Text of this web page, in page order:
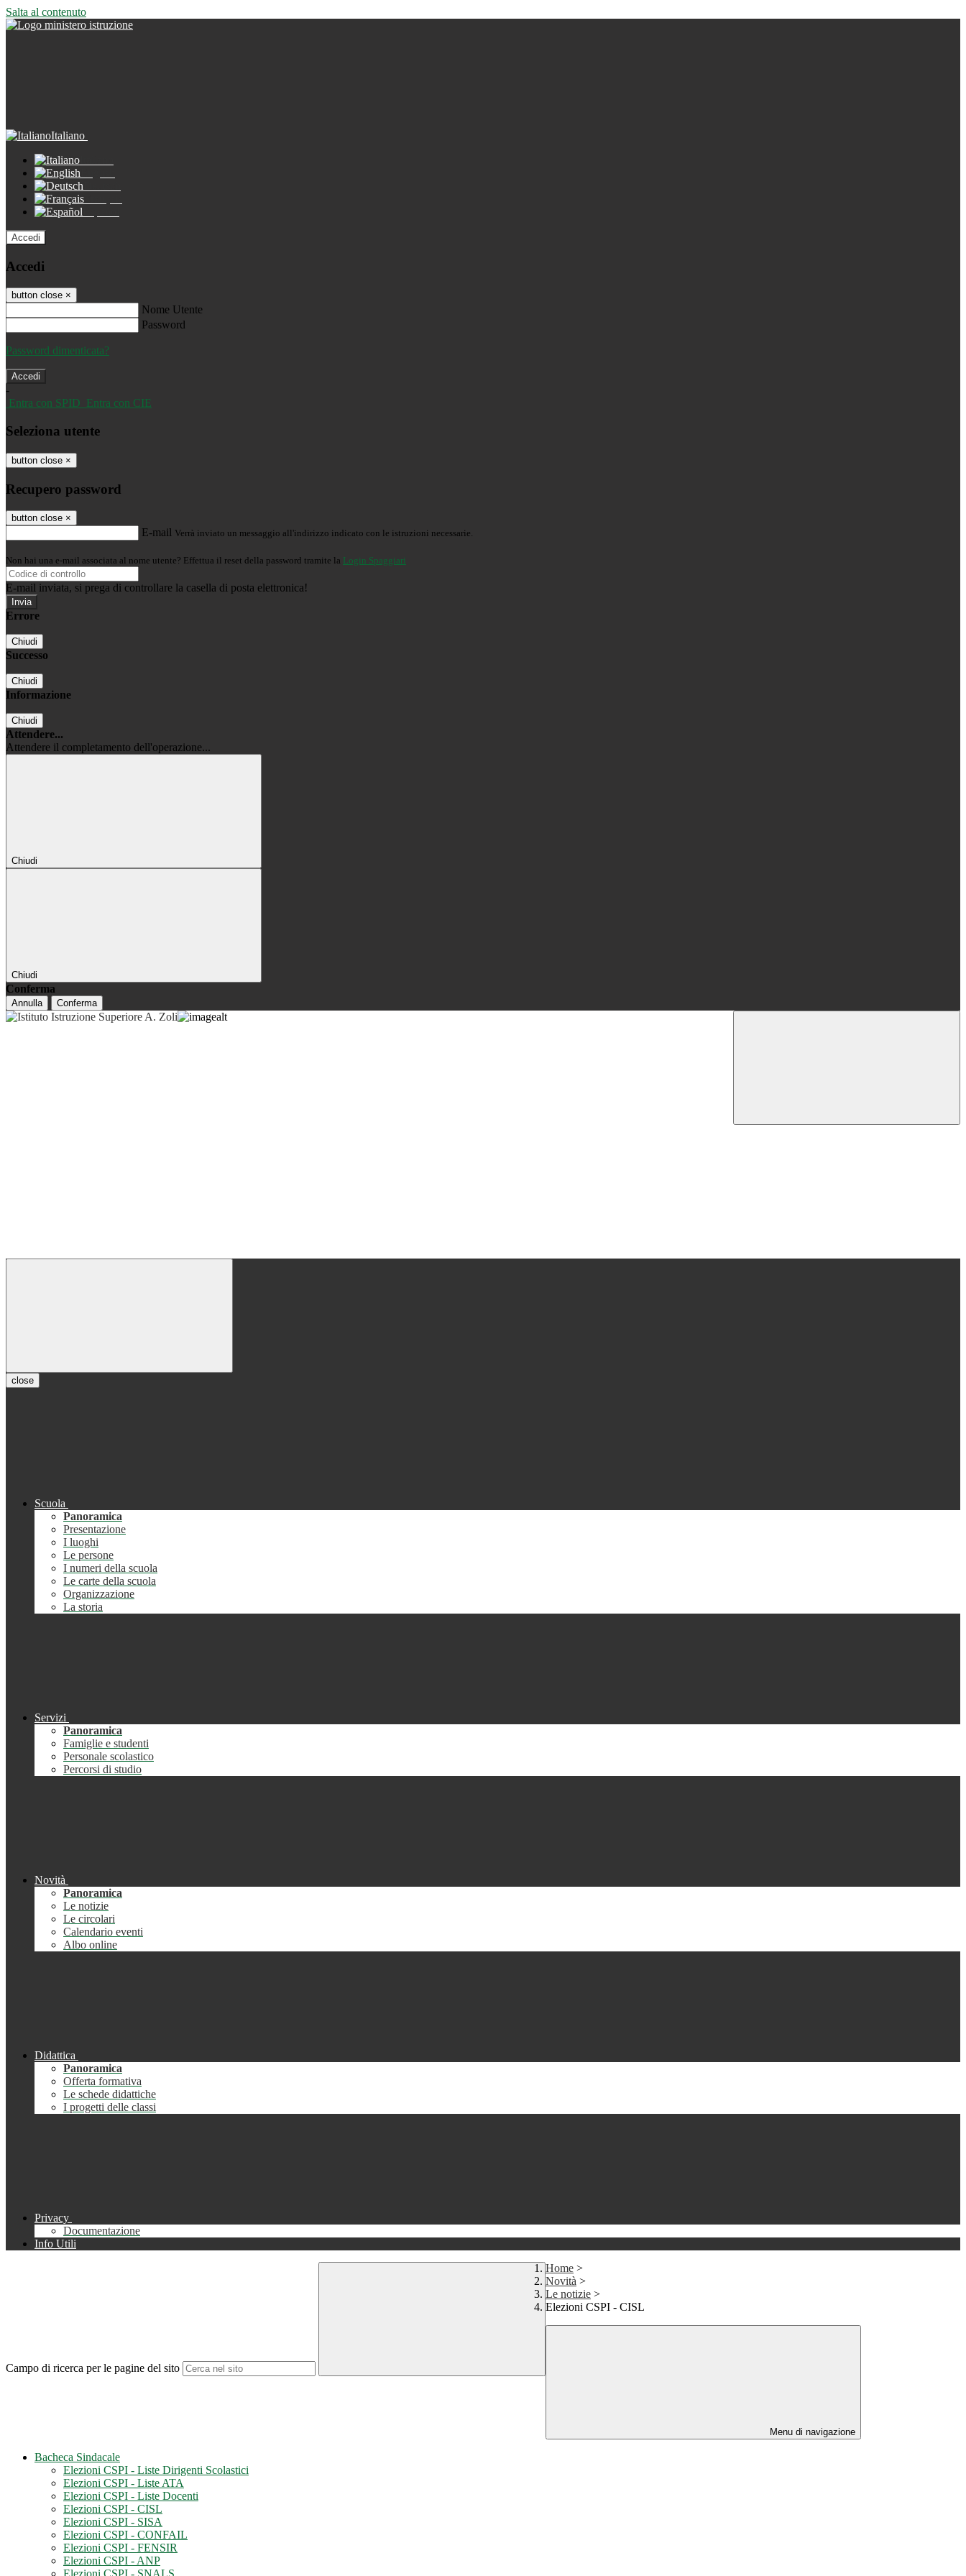
Salta al contenuto
Italiano
Accedi
Accedi
button close ×
Nome Utente
Password
Password dimenticata?
-
Entra con SPID Entra con CIE
Seleziona utente
button close ×
Recupero password
button close ×
E-mail Verrà inviato un messaggio all'indirizzo indicato con le istruzioni necessarie.
Non hai una e-mail associata al nome utente? Effettua il reset della password tramite la Login Spaggiari
E-mail inviata, si prega di controllare la casella di posta elettronica!
Errore
Chiudi
Successo
Chiudi
Informazione
Chiudi
Attendere...
Attendere il completamento dell'operazione...
Chiudi
Chiudi
Conferma
Annulla Conferma
close
Scuola
Panoramica
Presentazione
I luoghi
Le persone
I numeri della scuola
Le carte della scuola
Organizzazione
La storia
Servizi
Panoramica
Famiglie e studenti
Personale scolastico
Percorsi di studio
Novità
Panoramica
Le notizie
Le circolari
Calendario eventi
Albo online
Didattica
Panoramica
Offerta formativa
Le schede didattiche
I progetti delle classi
Privacy
Documentazione
Info Utili
Campo di ricerca per le pagine del sito
Home >
Novità >
Le notizie >
Elezioni CSPI - CISL
Menu di navigazione
Bacheca Sindacale
Elezioni CSPI - Liste Dirigenti Scolastici
Elezioni CSPI - Liste ATA
Elezioni CSPI - Liste Docenti
Elezioni CSPI - CISL
Elezioni CSPI - SISA
Elezioni CSPI - CONFAIL
Elezioni CSPI - FENSIR
Elezioni CSPI - ANP